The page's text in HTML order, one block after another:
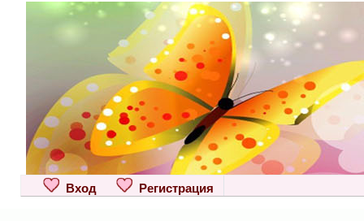
Вход Регистрация